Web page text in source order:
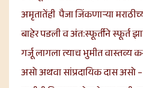
अमृतातेंही पैजा जिंकणाऱ्या
बाहेर पडली व अंत:स्फूर्तीने स्फूर्त
गर्जू लागला त्याच भुमीत वास्तव्य
असो अथवा सांप्रदायिक दास असो –